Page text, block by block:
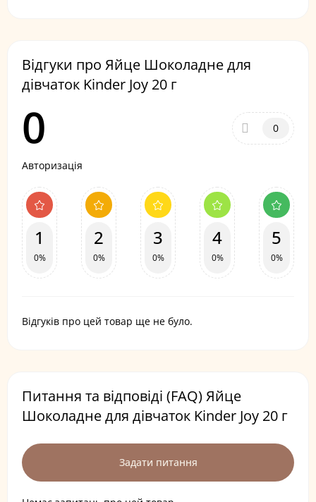
Відгуки про Яйце Шоколадне для
дівчаток Kinder Joy 20 г
0 0
Авторизація
1
0%
2
0%
3
0%
4
0%
5
0%
Відгуків про цей товар ще не було.
Питання та відповіді (FAQ) Яйце
Шоколадне для дівчаток Kinder Joy 20 г
Задати питання